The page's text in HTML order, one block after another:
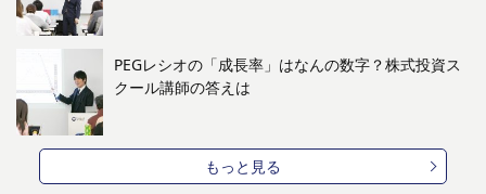
PEGレシオの「成長率」はなんの数字？株式投資ス
クール講師の答えは
もっと見る